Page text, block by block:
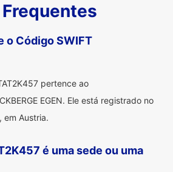
o Código SWIFT
pertence ao
EGEN. Ele está registrado no
em Austria.
é uma sede ou uma